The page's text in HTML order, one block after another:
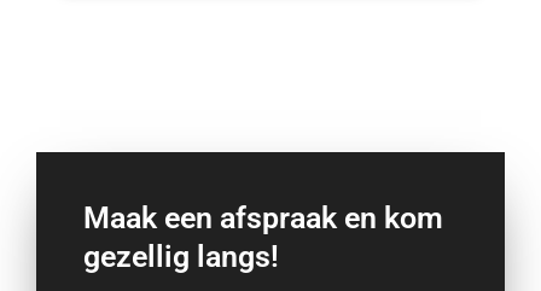
Maak een afspraak en kom
gezellig langs!